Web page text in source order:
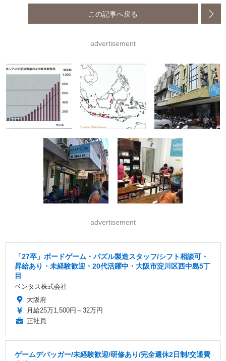
この記事へ戻る
advertisement
advertisement
「27卒」ボードゲーム・パズル製造スタッフ/シフト相談可・
昇給あり・未経験歓迎・20代活躍中・大阪市淀川区西中島5丁
目
ベンタス株式会社
大阪府
月給25万1,500円～32万円
正社員
ゲームデバッガー/未経験歓迎/研修あり/完全週休2日制/交通費